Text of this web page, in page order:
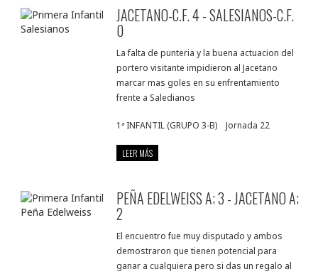
JACETANO-C.F. 4 - SALESIANOS-C.F.
0
La falta de punteria y la buena actuacion del
portero visitante impidieron al Jacetano
marcar mas goles en su enfrentamiento
frente a Saledianos
1ª INFANTIL (GRUPO 3-B) Jornada 22
LEER MÁS
PEÑA EDELWEISS A; 3 - JACETANO A;
2
El encuentro fue muy disputado y ambos
demostraron que tienen potencial para
ganar a cualquiera pero si das un regalo al